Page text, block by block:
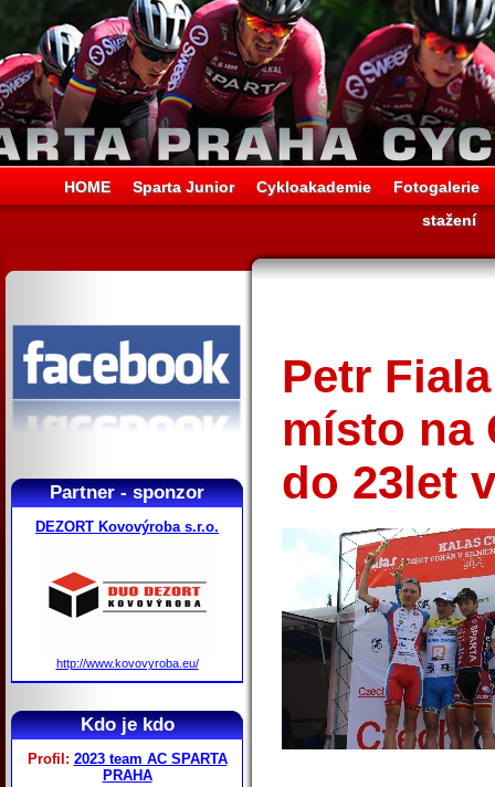
HOME Sparta Junior Cykloakademie
Fotogalerie
stažení
Partner - sponzor
DEZORT Kovovýroba s.r.o.
http://www.kovovyroba.eu/
Kdo je kdo
Profil: 2023 team AC SPARTA
PRAHA
Petr
místo na
do 23let